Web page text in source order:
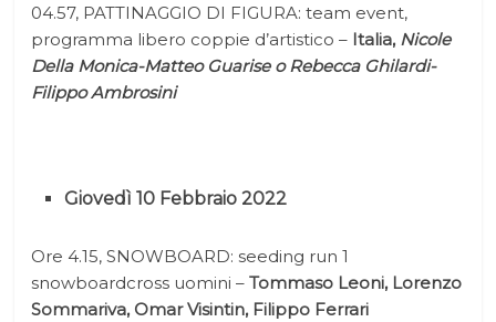
04.57, PATTINAGGIO DI FIGURA: team event,
programma libero coppie d’artistico – Italia, Nicole
Della Monica-Matteo Guarise o Rebecca Ghilardi-
Filippo Ambrosini
Giovedì 10 Febbraio 2022
Ore 4.15, SNOWBOARD: seeding run 1
snowboardcross uomini –Tommaso Leoni, Lorenzo
Sommariva, Omar Visintin, Filippo Ferrari